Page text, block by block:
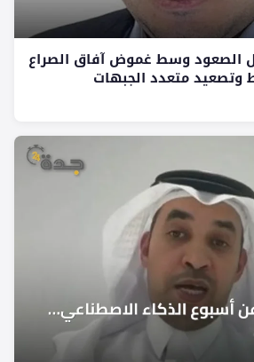
الصعود وسط غموض آفاق الصراع
متعدد الجبهات